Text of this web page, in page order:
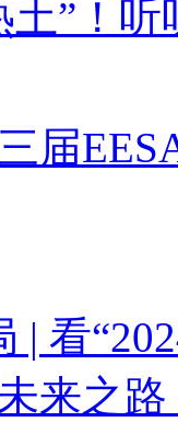
土”！
届
| 看
来之路